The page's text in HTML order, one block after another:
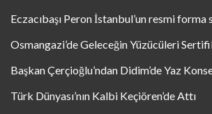
Eczacıbaşı Peron İstanbul’un resmi forma
Osmangazi’de Geleceğin Yüzücüleri
Başkan Çerçioğlu’ndan Didim’de Yaz
Türk Dünyası’nın Kalbi Keçiören’de Attı